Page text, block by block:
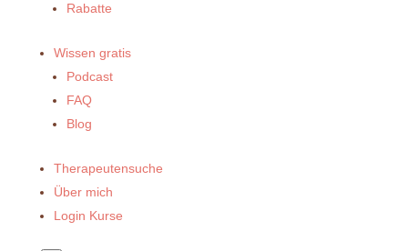
Rabatte
Wissen gratis
Podcast
FAQ
Blog
Therapeutensuche
Über mich
Login Kurse